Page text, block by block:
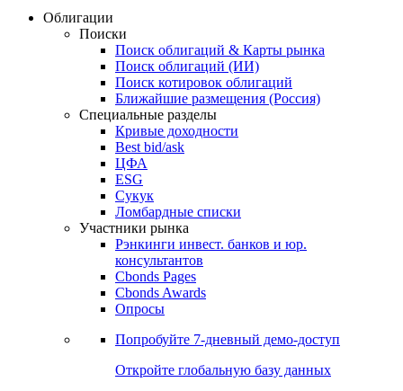
Облигации
Поиски
Поиск облигаций & Карты рынка
Поиск облигаций (ИИ)
Поиск котировок облигаций
Ближайшие размещения (Россия)
Специальные разделы
Кривые доходности
Best bid/ask
ЦФА
ESG
Сукук
Ломбардные списки
Участники рынка
Рэнкинги инвест. банков и юр.
консультантов
Cbonds Pages
Cbonds Awards
Опросы
Попробуйте 7-дневный демо-доступ
Откройте глобальную базу данных